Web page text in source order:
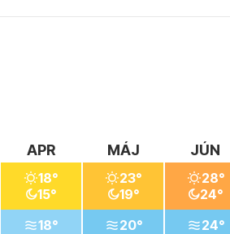
APR
18°
15°
18°
MÁJ
23°
19°
20°
JÚN
28°
24°
24°